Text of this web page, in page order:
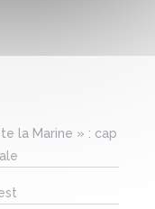
la Marine » : cap